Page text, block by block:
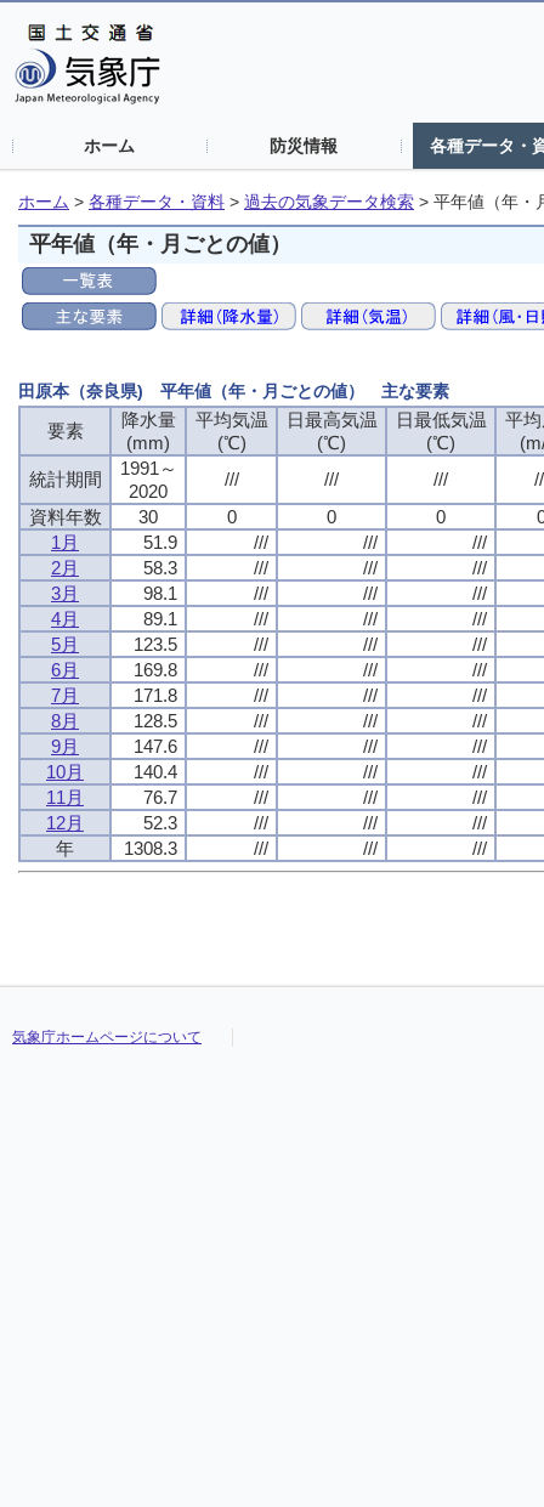
ホーム 防災情報 各種データ・
ホーム > 各種データ・資料 > 過去の気象データ検索 > 平年値（年・
平年値（年・月ごとの値）
田原本（奈良県) 平年値（年・月ごとの値） 主な要素
要素
降水量
(mm)
平均気温
(℃)
日最高気温
(℃)
日最低気温
(℃)
平
統計期間
1991～
2020
/// /// ///
資料年数
30 0 0 0
1月
51.9 /// ///
///
2月
58.3 /// ///
///
3月
98.1 /// ///
///
4月
89.1 /// ///
///
5月
123.5 /// ///
///
6月
169.8 /// ///
///
7月
171.8 /// ///
///
8月
128.5 /// ///
///
9月
147.6 /// ///
///
10月
140.4 /// ///
///
11月
76.7 /// ///
///
12月
52.3 /// ///
///
年
1308.3 /// /// ///
気象庁ホームページについて